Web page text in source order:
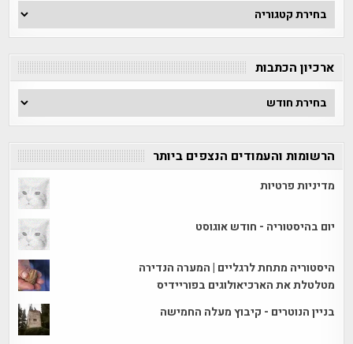
חפש
לפי
ארכיון הכתבות
ארכיון
הכתבות
הרשומות והעמודים הנצפים ביותר
מדיניות פרטיות
יום בהיסטוריה - חודש אוגוסט
היסטוריה מתחת לרגליים | המערה הנדירה
מטלטלת את הארכיאולוגים בפוריידיס
בניין הנוטרים - קיבוץ מעלה החמישה